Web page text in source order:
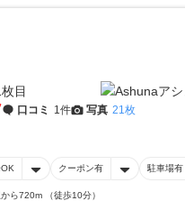
口コミ 1件 写真 21枚
クーポン有 駐車場有
ら720m （徒歩10分）